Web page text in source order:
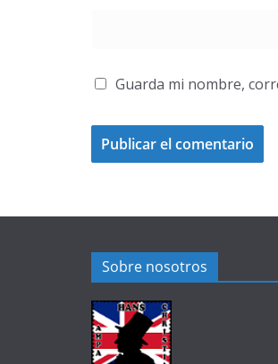
Guarda mi nombre,
Sobre nosotros